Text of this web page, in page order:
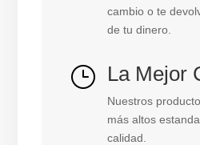
cambio o te
de tu dinero.
} La Mejor
Nuestros
más altos
calidad.